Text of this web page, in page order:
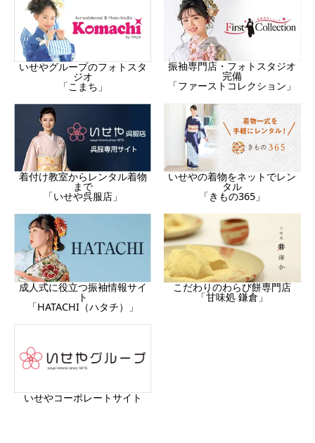
いせやグループのフォトスタ
ジオ
「こまち」
振袖専門店・フォトスタジオ
完備
「ファーストコレクション」
着付け教室からレンタル着物
まで
「いせや呉服店」
いせやの着物をネットでレン
タル
「きもの365」
成人式に役立つ振袖情報サイ
ト
「HATACHI（ハタチ）」
こだわりのわらび餅専門店
「甘味処 鎌倉」
いせやコーポレートサイト